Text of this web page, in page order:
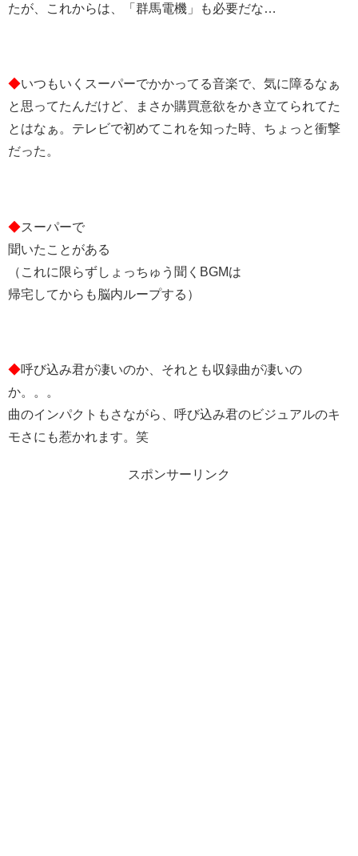
たが、これからは、「群馬電機」も必要だな…
◆いつもいくスーパーでかかってる音楽で、気に障るなぁ
と思ってたんだけど、まさか購買意欲をかき立てられてた
とはなぁ。テレビで初めてこれを知った時、ちょっと衝撃
だった。
◆スーパーで
聞いたことがある
（これに限らずしょっちゅう聞くBGMは
帰宅してからも脳内ループする）
◆呼び込み君が凄いのか、それとも収録曲が凄いの
か。。。
曲のインパクトもさながら、呼び込み君のビジュアルのキ
モさにも惹かれます。笑
スポンサーリンク